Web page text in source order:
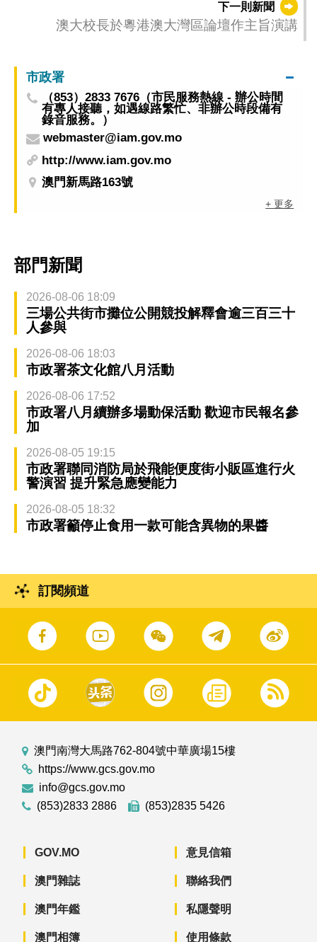
下一則新聞
澳大校長於粵港澳大灣區論壇作主旨演講
市政署
（853）2833 7676（市民服務熱線 - 辦公時間
有專人接聽，如遇線路繁忙、非辦公時段備有
錄音服務。）
webmaster@iam.gov.mo
http://www.iam.gov.mo
澳門新馬路163號
+ 更多
部門新聞
2026-08-06 18:09
三場公共街市攤位公開競投解釋會逾三百三十
人參與
2026-08-06 18:03
市政署茶文化館八月活動
2026-08-06 17:52
市政署八月續辦多場動保活動 歡迎市民報名參
加
2026-08-05 19:15
市政署聯同消防局於飛能便度街小販區進行火
警演習 提升緊急應變能力
2026-08-05 18:32
市政署籲停止食用一款可能含異物的果醬
訂閱頻道
澳門南灣大馬路762-804號中華廣場15樓
https://www.gcs.gov.mo
info@gcs.gov.mo
(853)2833 2886
(853)2835 5426
GOV.MO
澳門雜誌
澳門年鑑
澳門相簿
意見信箱
聯絡我們
私隱聲明
使用條款